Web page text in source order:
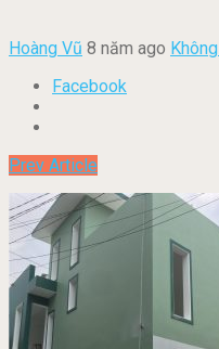
Hoàng Vũ 8 năm ago
Facebook
Prev Article